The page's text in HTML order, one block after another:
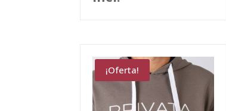
37,95€.26,57€.
¡Oferta!